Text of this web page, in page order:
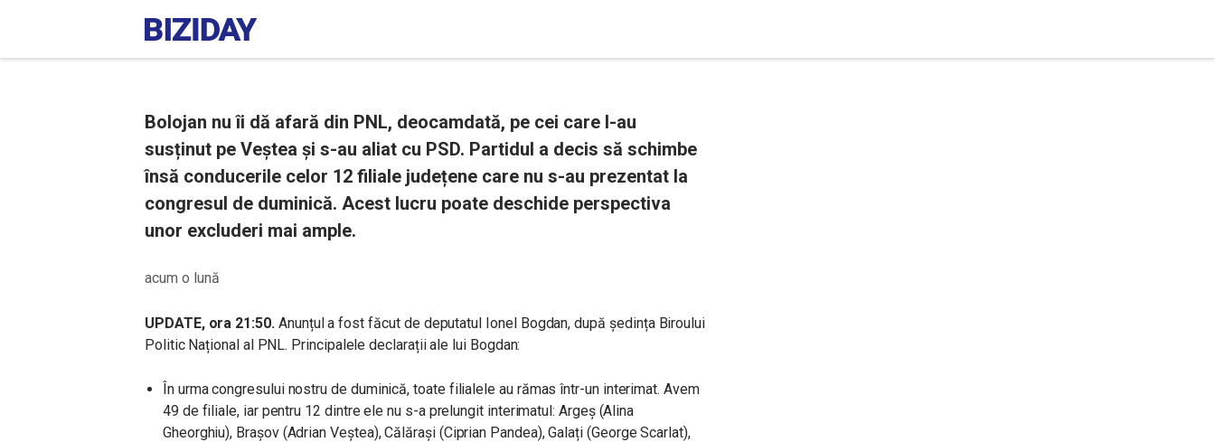
Bolojan nu îi dă afară din PNL, deocamdată, pe cei care l-au
susținut pe Veștea și s-au aliat cu PSD. Partidul a decis să schimbe
însă conducerile celor 12 filiale județene care nu s-au prezentat la
congresul de duminică. Acest lucru poate deschide perspectiva
unor excluderi mai ample.
acum o lună
UPDATE, ora 21:50. Anunțul a fost făcut de deputatul Ionel Bogdan, după ședința Biroului
Politic Național al PNL. Principalele declarații ale lui Bogdan:
În urma congresului nostru de duminică, toate filialele au rămas într-un interimat. Avem
49 de filiale, iar pentru 12 dintre ele nu s-a prelungit interimatul: Argeș (Alina
Gheorghiu), Brașov (Adrian Veștea), Călărași (Ciprian Pandea), Galați (George Scarlat),